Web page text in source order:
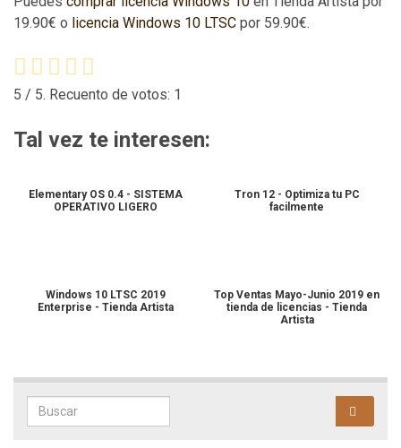
19.90€ o licencia Windows 10 LTSC por 59.90€.
5 / 5. Recuento de votos: 1
Tal vez te interesen:
Elementary OS 0.4 - SISTEMA
OPERATIVO LIGERO
Tron 12 - Optimiza tu PC
facilmente
Windows 10 LTSC 2019
Enterprise - Tienda Artista
Top Ventas Mayo-Junio 2019 en
tienda de licencias - Tienda
Artista
Search for: